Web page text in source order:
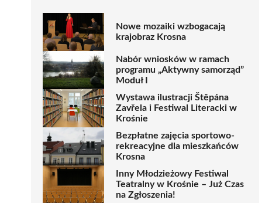
Nowe mozaiki wzbogacają
krajobraz Krosna
Nabór wniosków w ramach
programu „Aktywny samorząd”
Moduł I
Wystawa ilustracji Štěpána
Zavřela i Festiwal Literacki w
Krośnie
Bezpłatne zajęcia sportowo-
rekreacyjne dla mieszkańców
Krosna
Inny Młodzieżowy Festiwal
Teatralny w Krośnie – Już Czas
na Zgłoszenia!